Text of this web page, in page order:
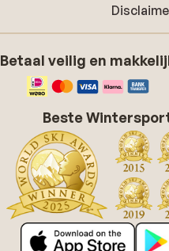
Betaal veilig en
Beste